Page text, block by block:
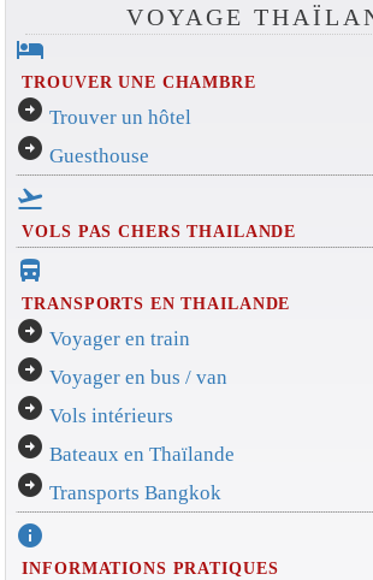
VOYAGE
hotel
TROUVER UNE CHAMBRE
arrow_circle_right Trouver un hôtel
arrow_circle_right Guesthouse
flight_takeoff
VOLS PAS CHERS THAILANDE
directions_bus_filled
TRANSPORTS EN THAILANDE
arrow_circle_right Voyager en train
arrow_circle_right Voyager en bus / van
arrow_circle_right Vols intérieurs
arrow_circle_right Bateaux en Thaïlande
arrow_circle_right Transports Bangkok
info
INFORMATIONS PRATIQUES